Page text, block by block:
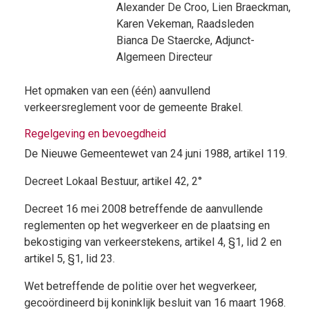
Alexander De Croo, Lien Braeckman,
Karen Vekeman, Raadsleden
Bianca De Staercke, Adjunct-
Algemeen Directeur
Het opmaken van een (één) aanvullend
verkeersreglement voor de gemeente Brakel.
Regelgeving en bevoegdheid
De Nieuwe Gemeentewet van 24 juni 1988, artikel 119.
Decreet Lokaal Bestuur, artikel 42, 2°
Decreet 16 mei 2008 betreffende de aanvullende
reglementen op het wegverkeer en de plaatsing en
bekostiging van verkeerstekens, artikel 4, §1, lid 2 en
artikel 5, §1, lid 23.
Wet betreffende de politie over het wegverkeer,
gecoördineerd bij koninklijk besluit van 16 maart 1968.